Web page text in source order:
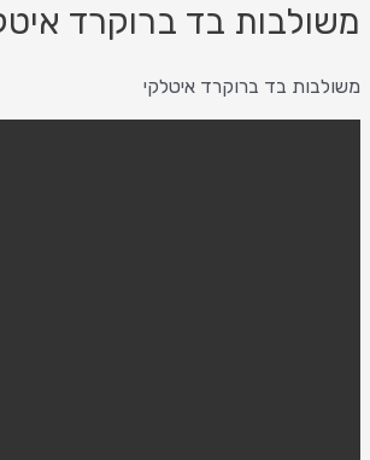
בד ברוקרד איטלקי 8
בד ברוקרד איטלקי